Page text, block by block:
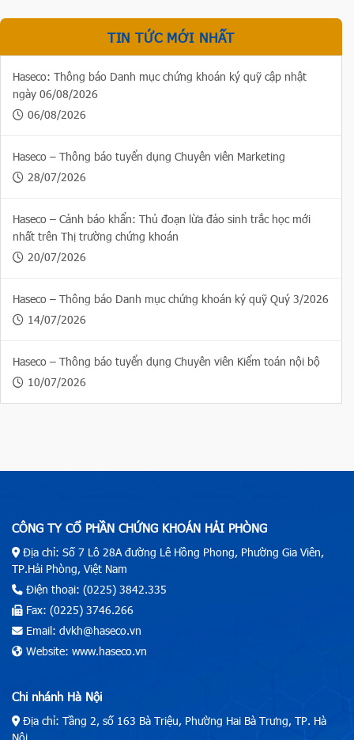
TIN TỨC MỚI NHẤT
Haseco: Thông báo Danh mục chứng khoán ký quỹ cập nhật
ngày 06/08/2026
06/08/2026
Haseco – Thông báo tuyển dụng Chuyên viên Marketing
28/07/2026
Haseco – Cảnh báo khẩn: Thủ đoạn lừa đảo sinh trắc học mới
nhất trên Thị trường chứng khoán
20/07/2026
Haseco – Thông báo Danh mục chứng khoán ký quỹ Quý 3/2026
14/07/2026
Haseco – Thông báo tuyển dụng Chuyên viên Kiểm toán nội bộ
10/07/2026
CÔNG TY CỔ PHẦN CHỨNG KHOÁN HẢI PHÒNG
Địa chỉ: Số 7 Lô 28A đường Lê Hồng Phong, Phường Gia Viên,
TP.Hải Phòng, Việt Nam
Điện thoại: (0225) 3842.335
Fax: (0225) 3746.266
Email: dvkh@haseco.vn
Website: www.haseco.vn
Chi nhánh Hà Nội
Địa chỉ: Tầng 2, số 163 Bà Triệu, Phường Hai Bà Trưng, TP. Hà